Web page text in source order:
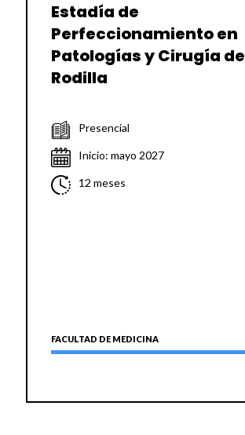
Estadía de
Perfeccionamiento en
Patologías y Cirugía de
Rodilla
Presencial
Inicio: mayo 2027
12 meses
FACULTAD DE MEDICINA